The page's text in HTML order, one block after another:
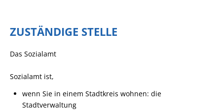
ZUSTÄNDIGE STELLE
Das Sozialamt
Sozialamt ist,
wenn Sie in einem Stadtkreis wohnen: die
Stadtverwaltung